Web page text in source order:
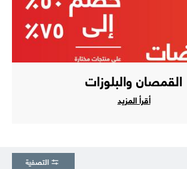
القمصان والبلوزات
أقرأ المزيد
التصفية